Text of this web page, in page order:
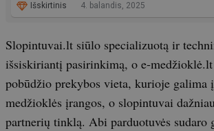
Išskirtinis 4. balandis, 2025
Slopintuvai.lt siūlo specializuotą ir
išsiskiriantį pasirinkimą, o e-
pobūdžio prekybos vieta, kurioje galima
medžioklės įrangos, o slopintuvai
partnerių tinklą. Abi parduotuvės sudaro